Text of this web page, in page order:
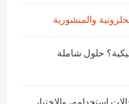
والمنشورية
حلول شاملة